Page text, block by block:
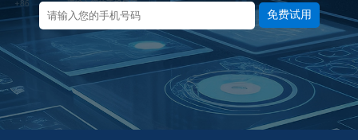
免费试用